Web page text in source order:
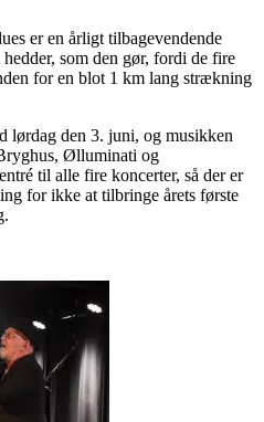
er en årligt tilbagevendende
som den gør, fordi de fire
for en blot 1 km lang strækning
lørdag den 3. juni, og musikken
Ølluminati og
til alle fire koncerter, så der er
for ikke at tilbringe årets første